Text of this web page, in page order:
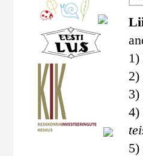
2)
3)
4)
5)